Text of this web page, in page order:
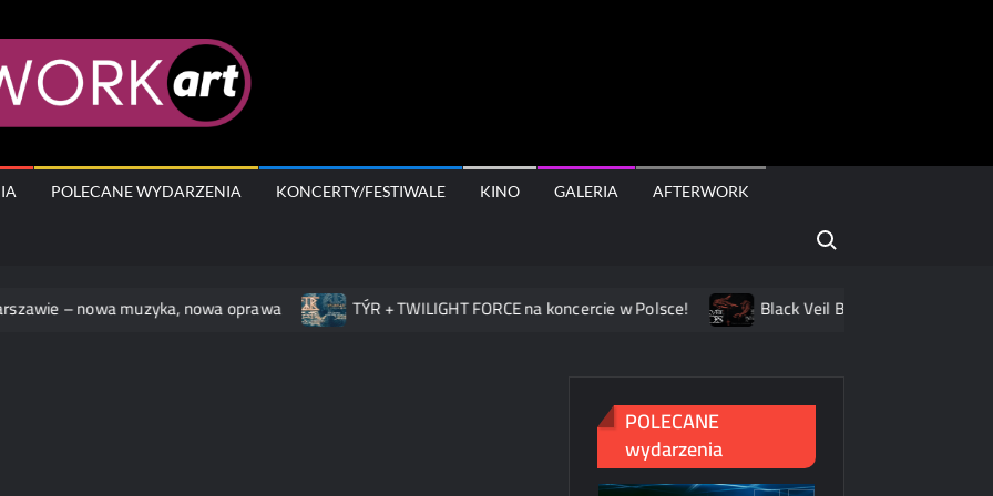
POLECANE WYDARZENIA KONCERTY/FESTIWALE KINO GALERIA AFTERWORK
Search for:
– nowa muzyka, nowa oprawa TÝR + TWILIGHT FORCE na koncercie w Polsce! Black Veil Brides na dwóch
POLECANE
wydarzenia